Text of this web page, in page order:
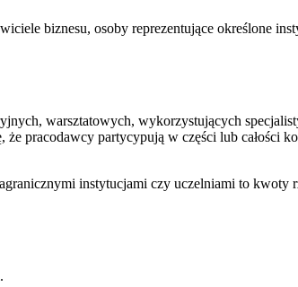
biznesu, osoby reprezentujące określone
warsztatowych, wykorzystujących
że pracodawcy partycypują w części lub całości
instytucjami czy uczelniami to kwoty